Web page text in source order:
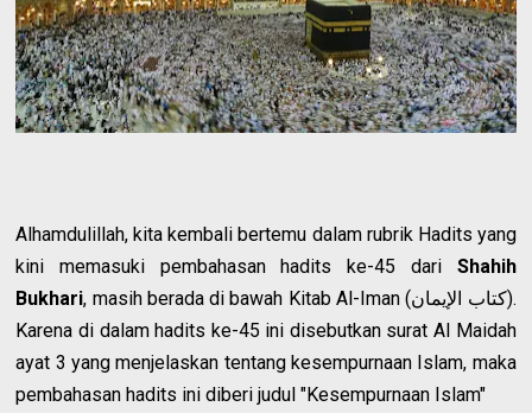
Alhamdulillah, kita kembali bertemu dalam rubrik Hadits yang
kini memasuki pembahasan hadits ke-45 dari Shahih
Bukhari, masih berada di bawah Kitab Al-Iman (كتاب الإيمان).
Karena di dalam hadits ke-45 ini disebutkan surat Al Maidah
ayat 3 yang menjelaskan tentang kesempurnaan Islam, maka
pembahasan hadits ini diberi judul "Kesempurnaan Islam"